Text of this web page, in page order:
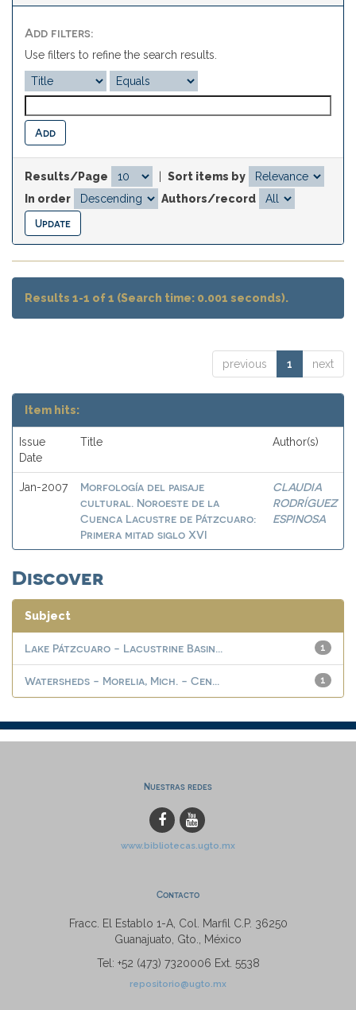
Add filters:
Use filters to refine the search results.
Results/Page
Sort items by
In order
Authors/record
Results 1-1 of 1 (Search time: 0.001 seconds).
previous 1 next
Item hits:
Issue
Date
Title Author(s)
Jan-2007
Morfología del paisaje
cultural. Noroeste de la
Cuenca Lacustre de Pátzcuaro:
Primera mitad siglo XVI
CLAUDIA
RODRÍGUEZ
ESPINOSA
Discover
Subject
1
Lake Pátzcuaro - Lacustrine Basin...
1
Watersheds - Morelia, Mich. - Cen...
Nuestras redes
www.bibliotecas.ugto.mx
Contacto
Fracc. El Establo 1-A, Col. Marfil C.P. 36250
Guanajuato, Gto., México
Tel: +52 (473) 7320006 Ext. 5538
repositorio@ugto.mx